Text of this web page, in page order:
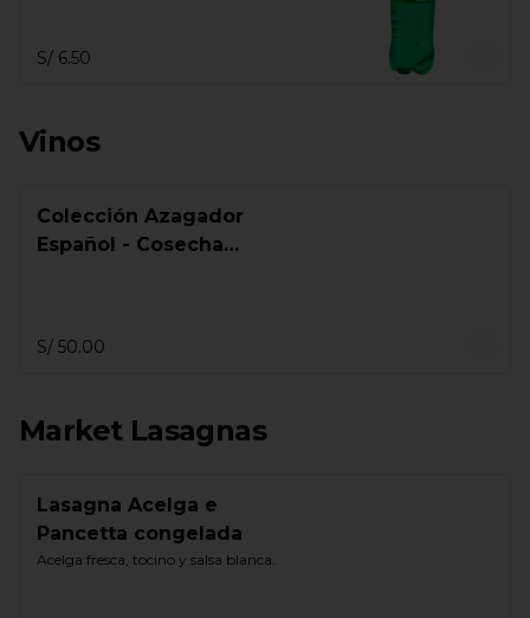
S/ 6.50
Vinos
Colección Azagador
Español - Cosecha
S/ 50.00
Market Lasagnas
Lasagna Acelga e
Pancetta congelada
Acelga fresca, tocino y salsa blanca.